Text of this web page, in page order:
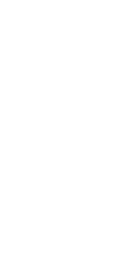
容易陷入顧影自憐的語
看待自己，才能發現真
美吸引，而是被美麗吸
好的。
人生不是只有一條直線
問自己手中已經擁有的